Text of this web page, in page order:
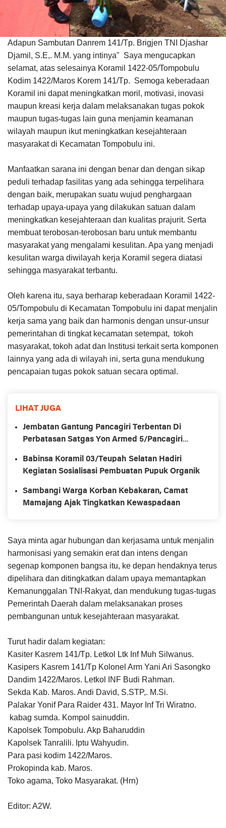
Adapun Sambutan Danrem 141/Tp. Brigjen TNI Djashar
Djamil, S.E,. M.M. yang intinya" Saya mengucapkan
selamat, atas selesainya Koramil 1422-05/Tompobulu
Kodim 1422/Maros Korem 141/Tp. Semoga keberadaan
Koramil ini dapat meningkatkan moril, motivasi, inovasi
maupun kreasi kerja dalam melaksanakan tugas pokok
maupun tugas-tugas lain guna menjamin keamanan
wilayah maupun ikut meningkatkan kesejahteraan
masyarakat di Kecamatan Tompobulu ini.
Manfaatkan sarana ini dengan benar dan dengan sikap
peduli terhadap fasilitas yang ada sehingga terpelihara
dengan baik, merupakan suatu wujud penghargaan
terhadap upaya-upaya yang dilakukan satuan dalam
meningkatkan kesejahteraan dan kualitas prajurit. Serta
membuat terobosan-terobosan baru untuk membantu
masyarakat yang mengalami kesulitan. Apa yang menjadi
kesulitan warga diwilayah kerja Koramil segera diatasi
sehingga masyarakat terbantu.
Oleh karena itu, saya berharap keberadaan Koramil 1422-
05/Tompobulu di Kecamatan Tompobulu ini dapat menjalin
kerja sama yang baik dan harmonis dengan unsur-unsur
pemerintahan di tingkat kecamatan setempat, tokoh
masyarakat, tokoh adat dan Institusi terkait serta komponen
lainnya yang ada di wilayah ini, serta guna mendukung
pencapaian tugas pokok satuan secara optimal.
LIHAT JUGA
Jembatan Gantung Pancagiri Terbentan Di
Perbatasan Satgas Yon Armed 5/Pancagiri
Babinsa Koramil 03/Teupah Selatan Hadiri
Kegiatan Sosialisasi Pembuatan Pupuk Organik
Sambangi Warga Korban Kebakaran, Camat
Mamajang Ajak Tingkatkan Kewaspadaan
Saya minta agar hubungan dan kerjasama untuk menjalin
harmonisasi yang semakin erat dan intens dengan
segenap komponen bangsa itu, ke depan hendaknya terus
dipelihara dan ditingkatkan dalam upaya memantapkan
Kemanunggalan TNI-Rakyat, dan mendukung tugas-tugas
Pemerintah Daerah dalam melaksanakan proses
pembangunan untuk kesejahteraan masyarakat.
Turut hadir dalam kegiatan:
Kasiter Kasrem 141/Tp. Letkol Ltk Inf Muh Silwanus.
Kasipers Kasrem 141/Tp Kolonel Arm Yani Ari Sasongko
Dandim 1422/Maros. Letkol INF Budi Rahman.
Sekda Kab. Maros. Andi David, S.STP,. M.Si.
Palakar Yonif Para Raider 431. Mayor Inf Tri Wiratno.
kabag sumda. Kompol sainuddin.
Kapolsek Tompobulu. Akp Baharuddin
Kapolsek Tanralili. Iptu Wahyudin.
Para pasi kodim 1422/Maros.
Prokopinda kab. Maros.
Toko agama, Toko Masyarakat. (Hrn)
Editor: A2W.